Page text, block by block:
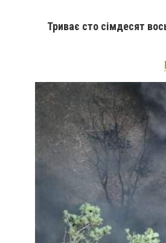
Триває сто сімдесят